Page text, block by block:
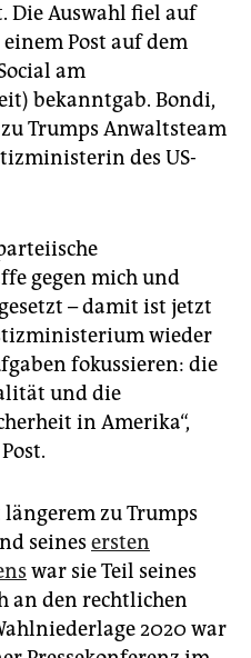
Die Auswahl fiel auf
Post auf dem
am
bekanntgab. Bondi,
Trumps Anwaltsteam
des US-
gegen mich und
– damit ist jetzt
wieder
fokussieren: die
und die
in Amerika“,
zu Trumps
seines ersten
war sie Teil seines
an den rechtlichen
2020 war